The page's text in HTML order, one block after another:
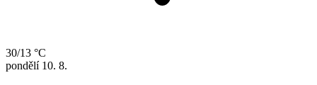
30/13 °C
pondělí 10. 8.